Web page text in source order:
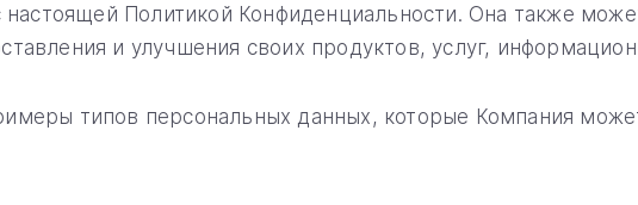
настоящей Политикой Конфиденциальности. Она также
и улучшения своих продуктов, услуг,
типов персональных данных, которые Компания